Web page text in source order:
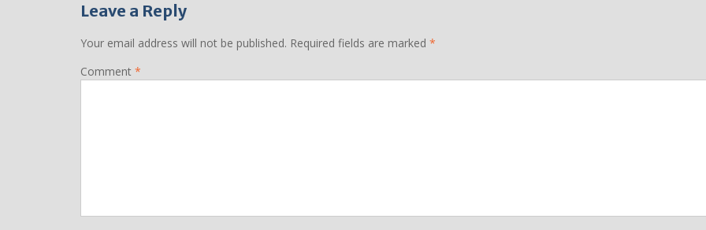
Leave a Reply
Your email address will not be published. Required fields are marked *
Comment *